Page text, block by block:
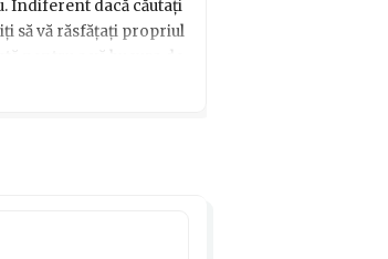
Indiferent dacă căutați
să vă răsfățați propriul
pentru a vă bucura de